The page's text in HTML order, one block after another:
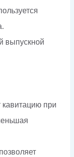
выпускной
кавитацию при